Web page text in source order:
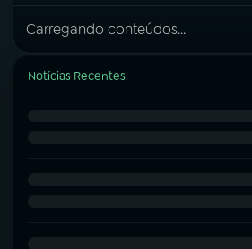
Carregando conteúdos...
Notícias Recentes